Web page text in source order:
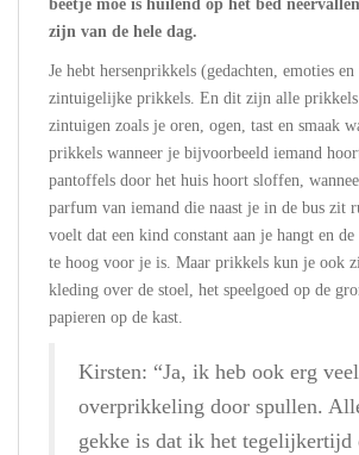
beetje moe is huilend op het bed
zijn van de hele dag.
Je hebt hersenprikkels (gedachten, emoties
zintuigelijke prikkels. En dit zijn alle
zintuigen zoals je oren, ogen, tast en smaak
prikkels wanneer je bijvoorbeeld iemand
pantoffels door het huis hoort sloffen,
parfum van iemand die naast je in de bus zit
voelt dat een kind constant aan je hangt en
te hoog voor je is. Maar prikkels kun je ook
kleding over de stoel, het speelgoed op de
papieren op de kast.
Kirsten: “Ja, ik heb ook erg
overprikkeling door spullen.
gekke is dat ik het tegelijkertijd